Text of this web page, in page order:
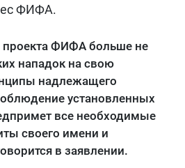
ФИФА.
проекта ФИФА больше не
нападок на свою
надлежащего
установленных
все необходимые
своего имени и
в заявлении.